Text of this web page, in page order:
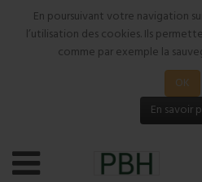
En poursuivant votre navigation
l’utilisation des cookies. Ils
comme par exemple la
OK
En savoir